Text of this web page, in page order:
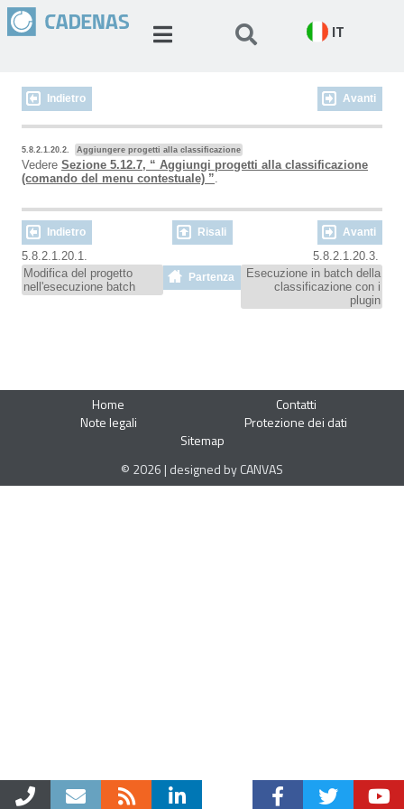
IT
Indietro Avanti
5.8.2.1.20.2. Aggiungere progetti alla classificazione
Vedere Sezione 5.12.7, “ Aggiungi progetti alla classificazione
(comando del menu contestuale) ”.
Indietro Risali Avanti
5.8.2.1.20.1.
Modifica del progetto
nell'esecuzione batch
Partenza
5.8.2.1.20.3.
Esecuzione in batch della
classificazione con i
plugin
Home
Contatti
Note legali
Protezione dei dati
Sitemap
© 2026 | designed by CANVAS